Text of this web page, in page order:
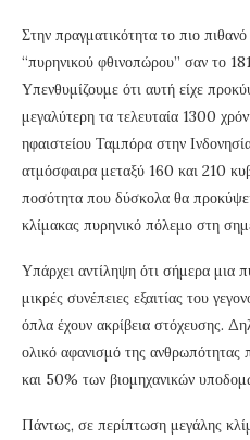
Στην πραγματικότητα το πιο πιθανό
“πυρηνικού φθινοπώρου” σαν το
Υπενθυμίζουμε ότι αυτή είχε
μεγαλύτερη τα τελευταία 1300
ηφαιστείου Ταμπόρα στην
ατμόσφαιρα μεταξύ 160 και 210
ποσότητα που δύσκολα θα
κλίμακας πυρηνικό πόλεμο στη
Υπάρχει αντίληψη ότι σήμερα μια
μικρές συνέπειες εξαιτίας του
όπλα έχουν ακρίβεια στόχευσης.
ολικό αφανισμό της
και 50% των βιομηχανικών
Πάντως, σε περίπτωση μεγάλης